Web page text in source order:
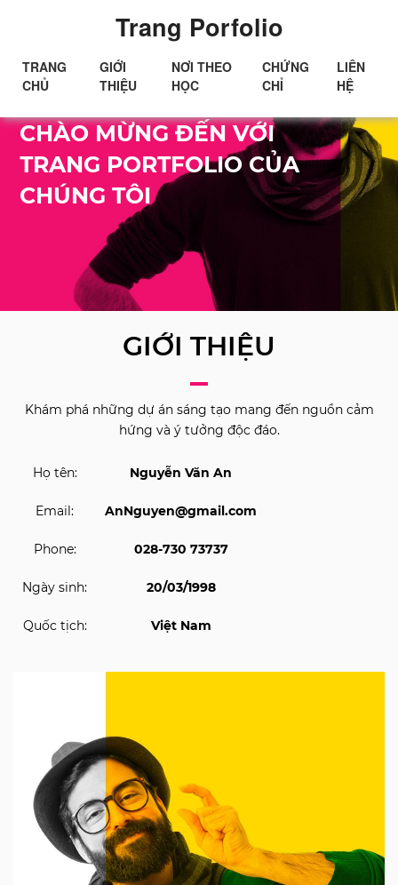
Trang Porfolio
TRANG
CHỦ
GIỚI
THIỆU
NƠI THEO
HỌC
CHỨNG
CHỈ
LIÊN
HỆ
Xin chào!
CHÀO MỪNG ĐẾN VỚI
TRANG PORTFOLIO CỦA
CHÚNG TÔI
GIỚI THIỆU
Khám phá những dự án sáng tạo mang đến nguồn cảm
hứng và ý tưởng độc đáo.
Họ tên: Nguyễn Văn An
Email: AnNguyen@gmail.com
Phone: 028-730 73737
Ngày sinh: 20/03/1998
Quốc tịch: Việt Nam